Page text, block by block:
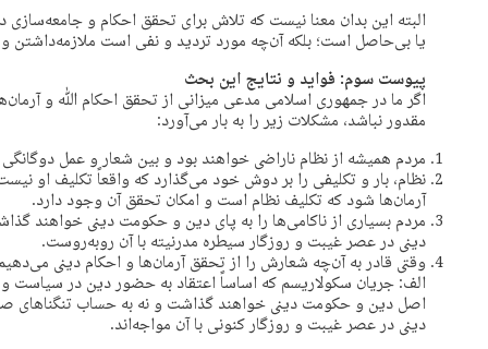
البته این بدان معنا نیست که تلاش برای تحقق احکام و
یا بی‌حاصل است؛ بلکه آن‌چه مورد تردید و نفی است
پیوست سوم: فواید و نتایج این بحث
اگر ما در جمهوری اسلامی مدعی میزانی از تحقق احکام ﷲ و
مقدور نباشد، مشکلات زیر را به بار می‌آورد:
مردم همیشه از نظام ناراضی خواهند بود و بین شعار و عمل
نظام، بار و تکلیفی را بر دوش خود می‌گذارد که واقعاً تکلیف او
آرمان‌ها شود که تکلیف نظام است و امکان تحقق آن وجود دارد.
مردم بسیاری از ناکامی‌ها را به پای دین و حکومت دینی خواهند
دینی در عصر غیبت و روزگار سیطره مدرنیته با آن روبه‌روست.
وقتی قادر به آن‌چه شعارش را از تحقق آرمان‌ها و احکام دینی
الف: جریان سکولاریسم که اساساً اعتقاد به حضور دین در سیاست و
اصل دین و حکومت دینی خواهند گذاشت و نه به حساب
دینی در عصر غیبت و روزگار کنونی با آن مواجه‌اند.